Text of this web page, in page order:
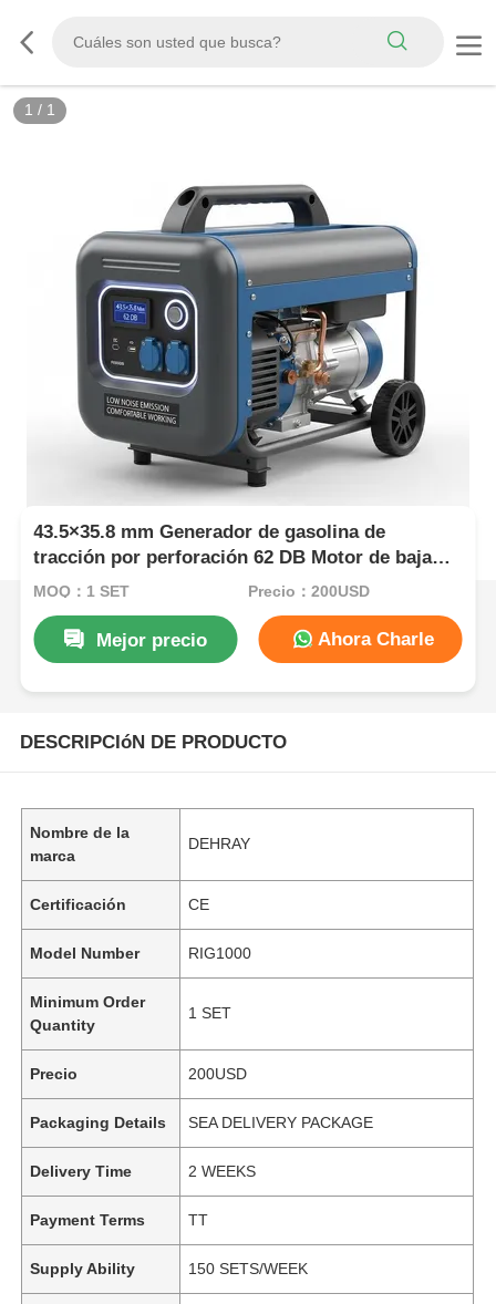
1 / 1
43.5×35.8 mm Generador de gasolina de
tracción por perforación 62 DB Motor de baja
emisión de ruido de nivel de ruido para un
MOQ：1 SET Precio：200USD
Mejor precio Ahora Charle
DESCRIPCIóN DE PRODUCTO
Nombre de la
marca
DEHRAY
Certificación CE
Model Number RIG1000
Minimum Order
Quantity
1 SET
Precio 200USD
Packaging Details SEA DELIVERY PACKAGE
Delivery Time 2 WEEKS
Payment Terms TT
Supply Ability 150 SETS/WEEK